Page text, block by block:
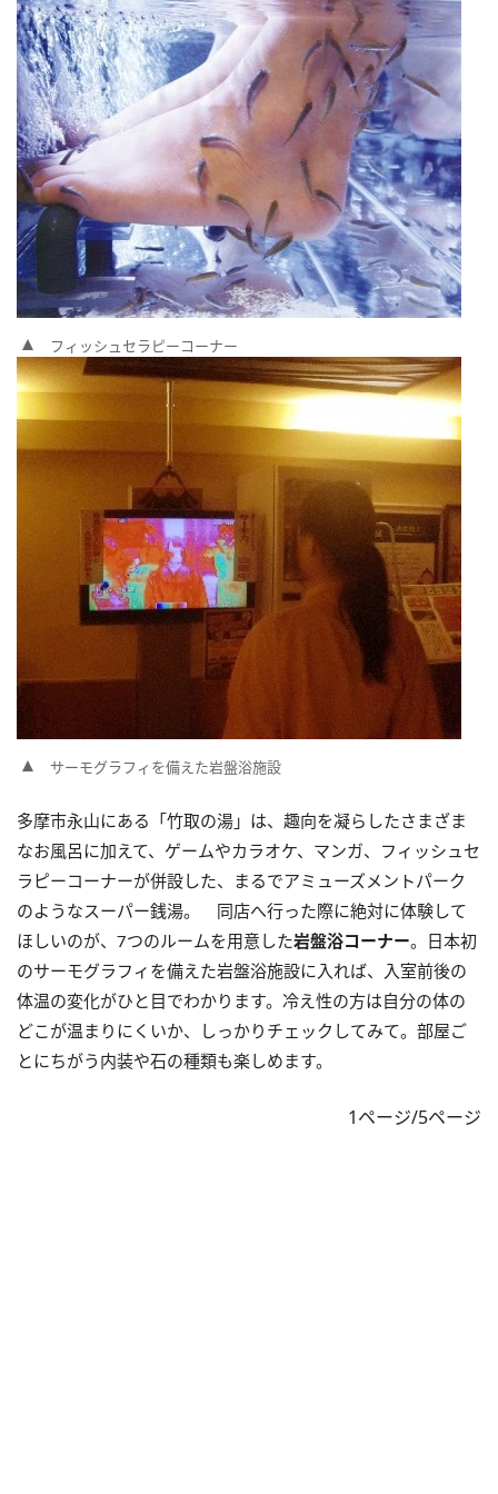
フィッシュセラピーコーナー
サーモグラフィを備えた岩盤浴施設
多摩市永山にある「竹取の湯」は、趣向を凝らしたさまざま
なお風呂に加えて、ゲームやカラオケ、マンガ、フィッシュセ
ラピーコーナーが併設した、まるでアミューズメントパーク
のようなスーパー銭湯。 同店へ行った際に絶対に体験して
ほしいのが、7つのルームを用意した岩盤浴コーナー。日本初
のサーモグラフィを備えた岩盤浴施設に入れば、入室前後の
体温の変化がひと目でわかります。冷え性の方は自分の体の
どこが温まりにくいか、しっかりチェックしてみて。部屋ご
とにちがう内装や石の種類も楽しめます。
1ページ/5ページ